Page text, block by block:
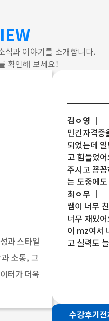
식과 이야기를 소개합니다.
확인해 보세요!
과 스타일
소통, 그
터가 더욱
김ㅇ영 ｜
민긴자격증
되었는데
고 힘들었
주시고 꼼
는 도중에
시험도 잘
타일링도
같아용!! 감
최ㅇ우 ｜
쌤이 너무
너무 재밌
이 mz여서
고 실력도
수강후기